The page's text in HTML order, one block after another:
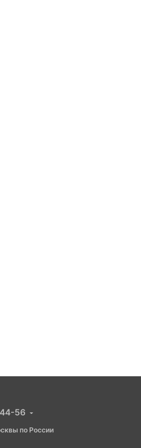
56
по России